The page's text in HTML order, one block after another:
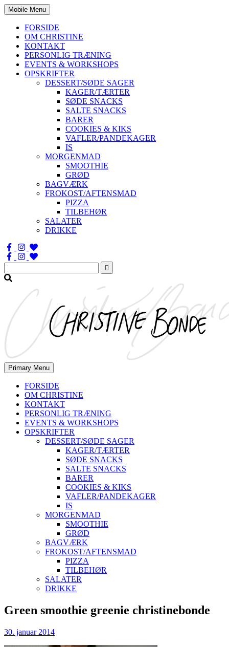
Mobile Menu
FORSIDE
OM CHRISTINE
KONTAKT
PERSONLIG TRÆNING
EVENTS & WORKSHOPS
OPSKRIFTER
DESSERT/SØDE SAGER
KAGER/TÆRTER
SØDE SNACKS
SALTE SNACKS
BARER
COOKIES & KIKS
VAFLER/PANDEKAGER
IS
MORGENMAD
SMOOTHIE
GRØD
BAGVÆRK
FROKOST/AFTENSMAD
PIZZA
TILBEHØR
SALATER
DRIKKE
Søg
efter:
Primary Menu
FORSIDE
OM CHRISTINE
KONTAKT
PERSONLIG TRÆNING
EVENTS & WORKSHOPS
OPSKRIFTER
DESSERT/SØDE SAGER
KAGER/TÆRTER
SØDE SNACKS
SALTE SNACKS
BARER
COOKIES & KIKS
VAFLER/PANDEKAGER
IS
MORGENMAD
SMOOTHIE
GRØD
BAGVÆRK
FROKOST/AFTENSMAD
PIZZA
TILBEHØR
SALATER
DRIKKE
Skip
to
Green smoothie greenie christinebonde
30. januar 2014